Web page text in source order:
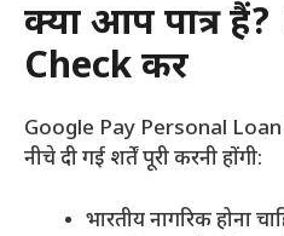
क्या आप पात्र
Check करें
Google Pay Personal
नीचे दी गई शर्तें पूरी करनी होंगी:
भारतीय नागरिक होना